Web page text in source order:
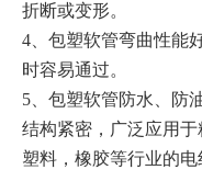
折断或变形。
4、包塑软管弯曲性能
时容易通过。
5、包塑软管防水、防
结构紧密，广泛应用于
塑料，橡胶等行业的电